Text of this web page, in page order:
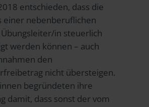
entschieden, dass die
einer nebenberuflichen
in steuerlich
werden können – auch
den
nicht übersteigen.
begründeten ihre
damit, dass sonst der vom